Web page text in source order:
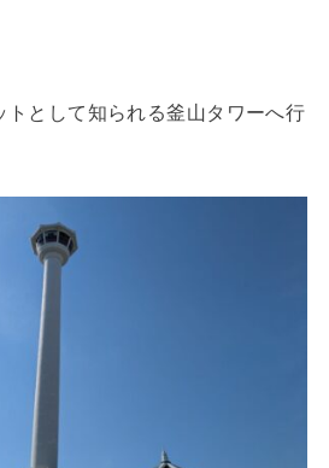
トとして知られる釜山タワーへ行